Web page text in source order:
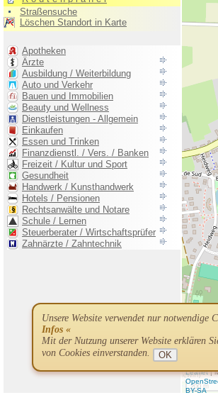
Unsere Website verwendet nur notwendige
Infos «
Mit der Nutzung unserer Website erklären
von Cookies einverstanden.
OK